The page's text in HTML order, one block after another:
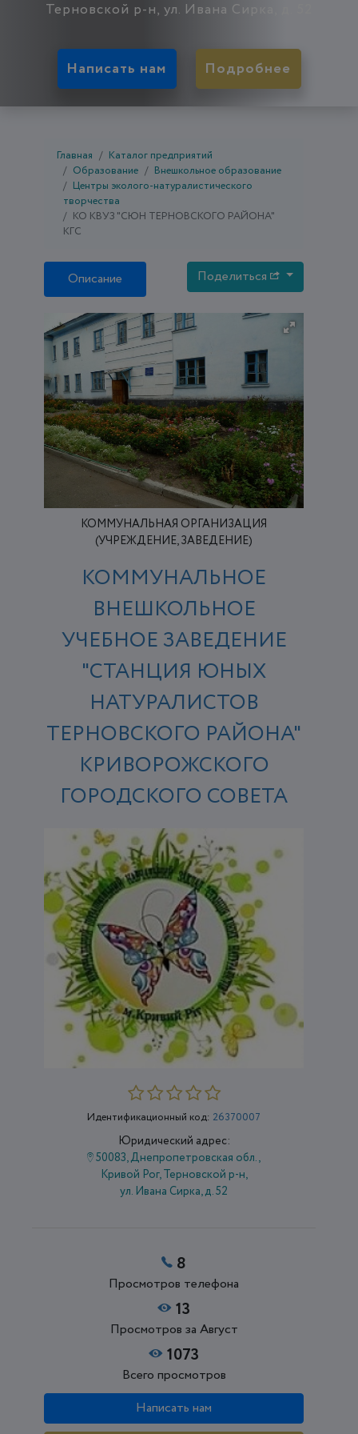
Терновской р-н, ул. Ивана Сирка, д. 52
Написать нам Подробнее
Главная
Каталог предприятий
Образование
Внешкольное образование
Центры эколого-натуралистического
творчества
КО КВУЗ "СЮН ТЕРНОВСКОГО РАЙОНА"
КГС
Описание Поделиться
КОММУНАЛЬНАЯ ОРГАНИЗАЦИЯ
(УЧРЕЖДЕНИЕ, ЗАВЕДЕНИЕ)
КОММУНАЛЬНОЕ
ВНЕШКОЛЬНОЕ
УЧЕБНОЕ ЗАВЕДЕНИЕ
"СТАНЦИЯ ЮНЫХ
НАТУРАЛИСТОВ
ТЕРНОВСКОГО РАЙОНА"
КРИВОРОЖСКОГО
ГОРОДСКОГО СОВЕТА
Идентификационный код: 26370007
Юридический адрес:
50083, Днепропетровская обл.,
Кривой Рог, Терновской р-н,
ул. Ивана Сирка, д. 52
8
Просмотров телефона
13
Просмотров за Август
1073
Всего просмотров
Написать нам